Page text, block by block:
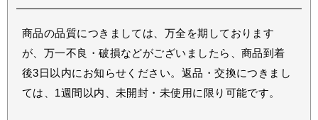
商品の品質につきましては、万全を期しております
が、万一不良・破損などがございましたら、商品到着
後3日以内にお知らせください。返品・交換につきまし
ては、1週間以内、未開封・未使用に限り可能です。